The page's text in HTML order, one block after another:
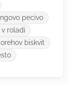
pecivo
roladi
orehov biskvit